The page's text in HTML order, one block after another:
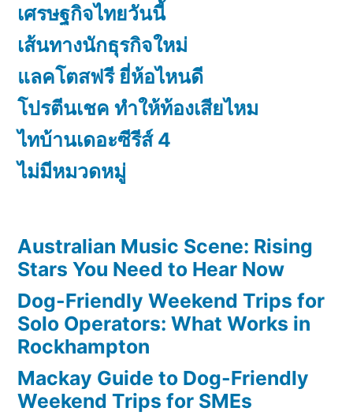
เศรษฐกิจไทยวันนี้
เส้นทางนักธุรกิจใหม่
แลคโตสฟรี ยี่ห้อไหนดี
โปรตีนเชค ทำให้ท้องเสียไหม
ไทบ้านเดอะซีรีส์ 4
ไม่มีหมวดหมู่
Australian Music Scene: Rising
Stars You Need to Hear Now
Dog-Friendly Weekend Trips for
Solo Operators: What Works in
Rockhampton
Mackay Guide to Dog-Friendly
Weekend Trips for SMEs